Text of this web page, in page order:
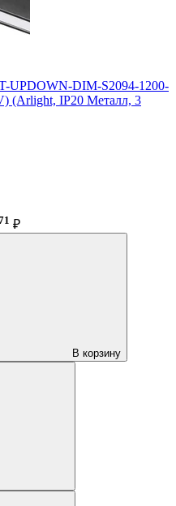
UPDOWN-DIM-S2094-1200-
(Arlight, IP20 Металл, 3
₽
В корзину